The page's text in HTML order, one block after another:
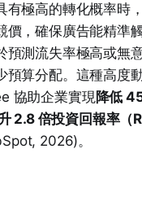
有極高的轉化概率時
價，確保廣告能精準
預測流失率極高或無
預算分配。這種高度
協助企業實現降低
2.8 倍投資回報率（
2026)。